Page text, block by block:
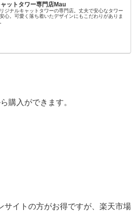
ットタワー専門店Mau
ジナルキャットタワーの専門店。丈夫で安心なタワー
心。可愛く落ち着いたデザインにもこだわりがありま
購入ができます。
サイトの方がお得ですが、楽天市場